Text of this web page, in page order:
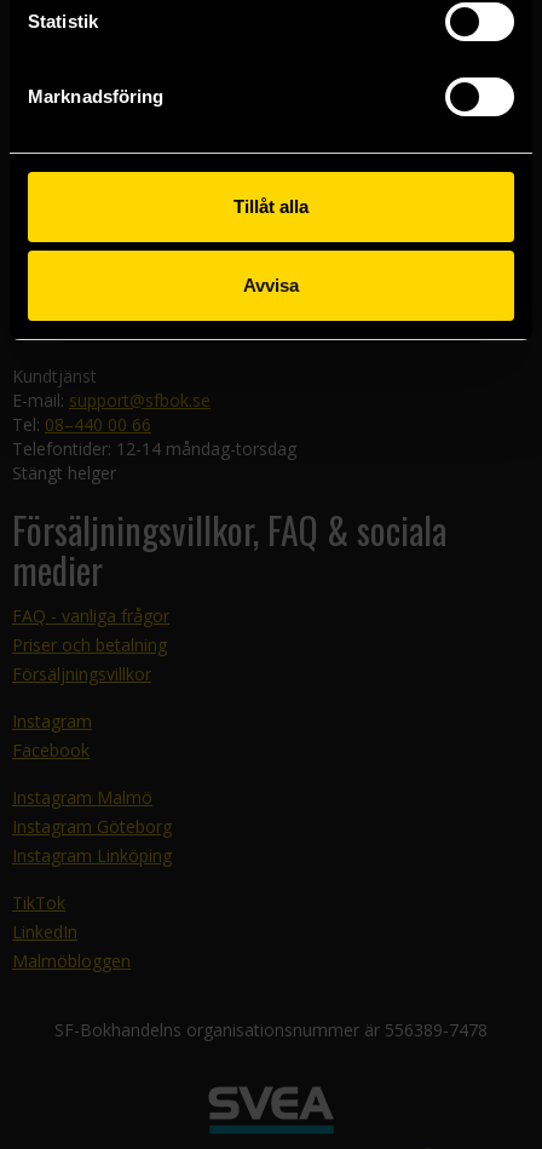
Statistik
Marknadsföring
Tillåt alla
Avvisa
Västerlånggatan 48
Göteborgsbutiken
Kungsgatan 19
Malmöbutiken
582 19 Linköping
Kundtjänst
E-mail: support@sfbok.se
Tel: 08–440 00 66
Telefontider: 12-14 måndag-torsdag
Stängt helger
Försäljningsvillkor, FAQ & sociala
medier
FAQ - vanliga frågor
Priser och betalning
Försäljningsvillkor
Instagram
Facebook
Instagram Malmö
Instagram Göteborg
Instagram Linköping
TikTok
LinkedIn
Malmöbloggen
SF-Bokhandelns organisationsnummer är 556389-7478